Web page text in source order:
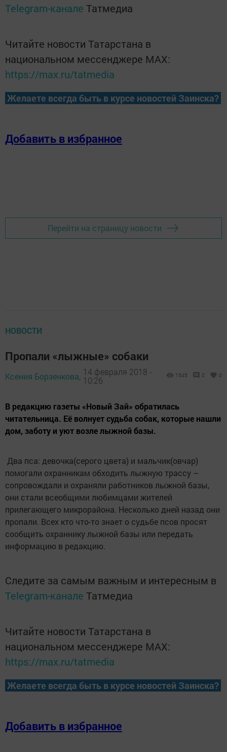
Telegram-канале Татмедиа
Читайте новости Татарстана в
национальном мессенджере MАХ:
https://max.ru/tatmedia
Желаете всегда быть в курсе новостей Заинска?
Добавить в избранное
Перейти на страницу новости
НОВОСТИ
Пропали «лыжные» собаки
Ксения Борзенкова, 14 февраля 2018 -
10:26
1545 0 0
В редакцию газеты «Новый Зай» обратилась
читательница. Её волнует судьба собак, которые нашли
дом, заботу и уют возле лыжной базы.
Два пса: девочка(серого цвета) и мальчик(овчар)
помогали охранникам обходить лыжную трассу –
сопровождали и охраняли работников лыжной базы,
они стали всеобщими любимцами жителей
прилегающего микрорайона. Несколько дней назад они
пропали. Всех кто что-то знает о судьбе псов просят
сообщить охраннику лыжной базы или передать
информацию в редакцию.
Следите за самым важным и интересным в
Telegram-канале Татмедиа
Читайте новости Татарстана в
национальном мессенджере MАХ:
https://max.ru/tatmedia
Желаете всегда быть в курсе новостей Заинска?
Добавить в избранное